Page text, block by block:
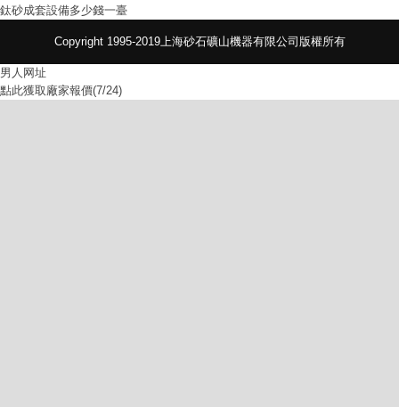
鈦砂成套設備多少錢一臺
Copyright 1995-2019上海砂石礦山機器有限公司版權所有
男人网址
點此獲取廠家報價(7/24)